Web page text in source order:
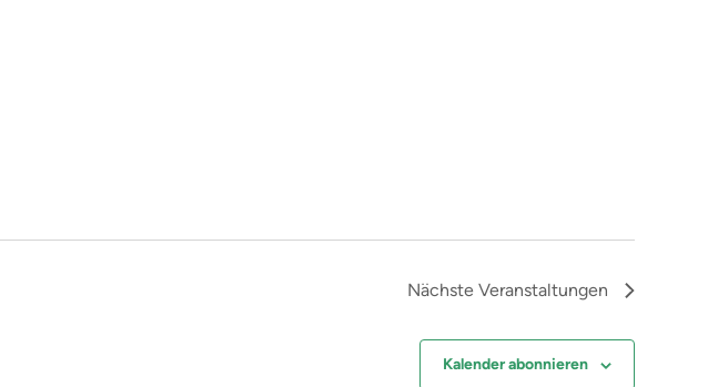
Nächste Veranstaltungen
Kalender abonnieren